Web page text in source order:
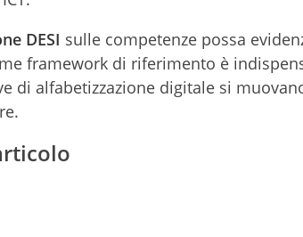
DESI sulle competenze possa
framework di riferimento è
di alfabetizzazione digitale si